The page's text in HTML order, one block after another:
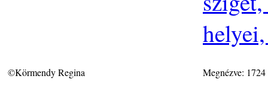
©Körmendy Regina Megnézve: